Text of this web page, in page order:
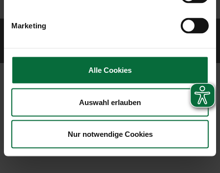
Marketing
Alle Cookies
Auswahl erlauben
Nur notwendige Cookies